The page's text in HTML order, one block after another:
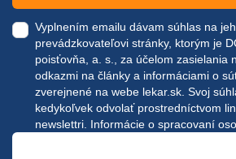
Vyplnením emailu dávam súhlas na
prevádzkovateľovi stránky, ktorým je
poisťovňa, a. s., za účelom zasielania
odkazmi na články a informáciami o
zverejnené na webe lekar.sk. Svoj
kedykoľvek odvolať prostredníctvom
newslettri. Informácie o spracovaní